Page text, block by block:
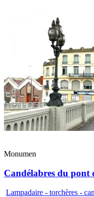
Monumen
Candélabres du pont
Lampadaire - torchères -